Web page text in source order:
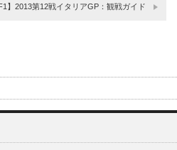
F1】2013第12戦イタリアGP：観戦ガイド